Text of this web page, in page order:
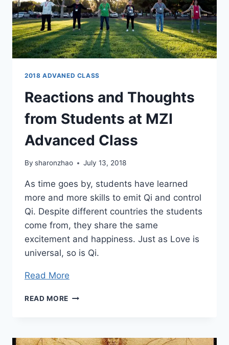
2018 ADVANED CLASS
Reactions and Thoughts
from Students at MZI
Advanced Class
By sharonzhao July 13, 2018
As time goes by, students have learned
more and more skills to emit Qi and control
Qi. Despite different countries the students
come from, they share the same
excitement and happiness. Just as Love is
universal, so is Qi.
Read More
READ MORE REACTIONS
STUDENTS